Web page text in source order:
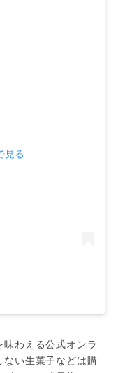
見る
わえる公式オンラ
い生菓子などは購